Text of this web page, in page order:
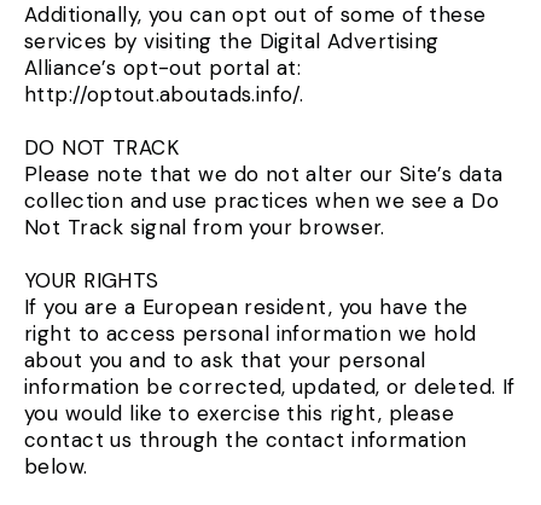
Additionally, you can opt out of some of these
services by visiting the Digital Advertising
Alliance’s opt-out portal at:
http://optout.aboutads.info/.
DO NOT TRACK
Please note that we do not alter our Site’s data
collection and use practices when we see a Do
Not Track signal from your browser.
YOUR RIGHTS
If you are a European resident, you have the
right to access personal information we hold
about you and to ask that your personal
information be corrected, updated, or deleted. If
you would like to exercise this right, please
contact us through the contact information
below.